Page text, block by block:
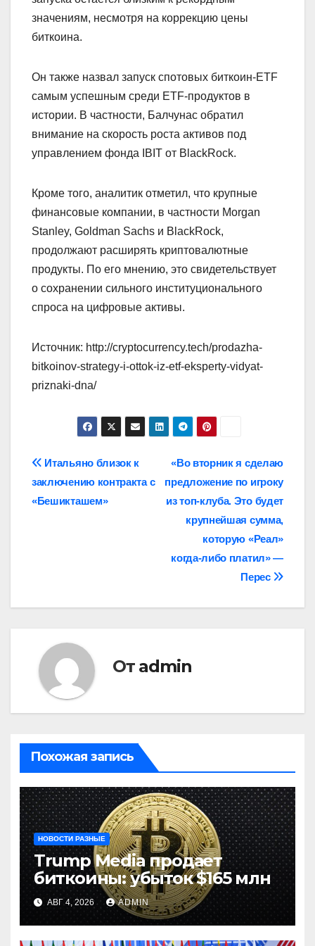
значениям, несмотря на коррекцию цены
биткоина.
Он также назвал запуск спотовых биткоин-ETF
самым успешным среди ETF-продуктов в
истории. В частности, Балчунас обратил
внимание на скорость роста активов под
управлением фонда IBIT от BlackRock.
Кроме того, аналитик отметил, что крупные
финансовые компании, в частности Morgan
Stanley, Goldman Sachs и BlackRock,
продолжают расширять криптовалютные
продукты. По его мнению, это свидетельствует
о сохранении сильного институционального
спроса на цифровые активы.
Источник: http://cryptocurrency.tech/prodazha-
bitkoinov-strategy-i-ottok-iz-etf-eksperty-vidyat-
priznaki-dna/
Навигация
по
«Во вторник я сделаю
предложение по игроку
из топ‑клуба. Это будет
крупнейшая сумма,
которую «Реал»
когда‑либо платил» —
Перес
Итальяно близок к
заключению контракта с
«Бешикташем»
От admin
Похожая запись
НОВОСТИ РАЗНЫЕ
Trump Media продает
биткоины: убыток $165 млн
АВГ 4, 2026 ADMIN